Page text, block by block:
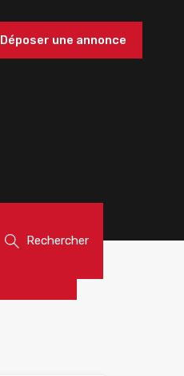
Déposer une annonce
Rechercher